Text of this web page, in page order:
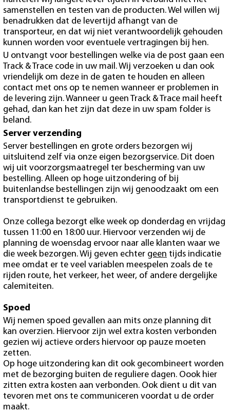
samenstellen en testen van de producten. Wel willen wij
benadrukken dat de levertijd afhangt van de
transporteur, en dat wij niet verantwoordelijk gehouden
kunnen worden voor eventuele vertragingen bij hen.
U ontvangt voor bestellingen welke via de post gaan een
Track & Trace code in uw mail. Wij verzoeken u dan ook
vriendelijk om deze in de gaten te houden en alleen
contact met ons op te nemen wanneer er problemen in
de levering zijn. Wanneer u geen Track & Trace mail heeft
gehad, dan kan het zijn dat deze in uw spam folder is
beland.
Server verzending
Server bestellingen en grote orders bezorgen wij
uitsluitend zelf via onze eigen bezorgservice. Dit doen
wij uit voorzorgsmaatregel ter bescherming van uw
bestelling. Alleen op hoge uitzondering of bij
buitenlandse bestellingen zijn wij genoodzaakt om een
transportdienst te gebruiken.
Onze collega bezorgt elke week op donderdag en vrijdag
tussen 11:00 en 18:00 uur. Hiervoor verzenden wij de
planning de woensdag ervoor naar alle klanten waar we
die week bezorgen. Wij geven echter geen tijds indicatie
mee omdat er te veel variablen meespelen zoals de te
rijden route, het verkeer, het weer, of andere dergelijke
calemiteiten.
Spoed
Wij nemen spoed gevallen aan mits onze planning dit
kan overzien. Hiervoor zijn wel extra kosten verbonden
gezien wij actieve orders hiervoor op pauze moeten
zetten.
Op hoge uitzondering kan dit ook gecombineert worden
met de bezorging buiten de reguliere dagen. Oook hier
zitten extra kosten aan verbonden. Ook dient u dit van
tevoren met ons te communiceren voordat u de order
maakt.